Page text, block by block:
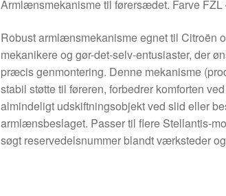
Armlænsmekanisme til førersædet. Farve FZL
Robust armlænsmekanisme egnet til Citroën
mekanikere og gør-det-selv-entusiaster, der
præcis genmontering. Denne mekanisme
stabil støtte til føreren, forbedrer komforten
almindeligt udskiftningsobjekt ved slid eller
armlænsbeslaget. Passer til flere Stellantis-
søgt reservedelsnummer blandt værksteder